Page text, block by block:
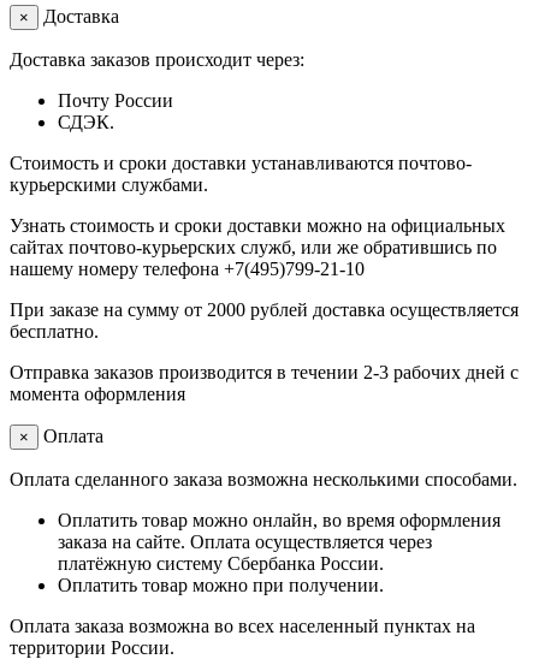
× Доставка
Доставка заказов происходит через:
Почту России
СДЭК.
Стоимость и сроки доставки устанавливаются почтово-
курьерскими службами.
Узнать стоимость и сроки доставки можно на официальных
сайтах почтово-курьерских служб, или же обратившись по
нашему номеру телефона +7(495)799-21-10
При заказе на сумму от 2000 рублей доставка осуществляется
бесплатно.
Отправка заказов производится в течении 2-3 рабочих дней с
момента оформления
× Оплата
Оплата сделанного заказа возможна несколькими способами.
Оплатить товар можно онлайн, во время оформления
заказа на сайте. Оплата осуществляется через
платёжную систему Сбербанка России.
Оплатить товар можно при получении.
Оплата заказа возможна во всех населенный пунктах на
территории России.